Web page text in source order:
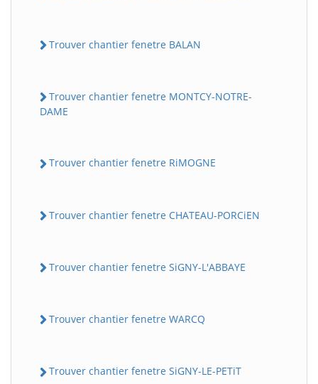
Trouver chantier fenetre BALAN
Trouver chantier fenetre MONTCY-NOTRE-
DAME
Trouver chantier fenetre RiMOGNE
Trouver chantier fenetre CHATEAU-PORCiEN
Trouver chantier fenetre SiGNY-L'ABBAYE
Trouver chantier fenetre WARCQ
Trouver chantier fenetre SiGNY-LE-PETiT